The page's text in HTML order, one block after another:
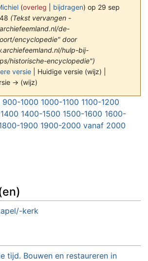
(overleg bijdragen) op 29 sep
(Tekst vervangen -
de-
encyclopedie" door
hulp-bij-
historische-encyclopedie")
versie | Huidige versie (wijz) |
→ (wijz)
,zoeken
900-1000 1000-1100 1100-1200
1400-1500 1500-1600 1600-
1900 1900-2000 vanaf 2000
kerk
tijd. Bouwen en restaureren in